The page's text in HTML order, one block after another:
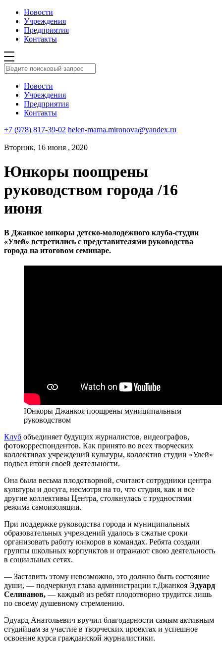
Новости
Учреждения
Предприятия
Контакты
Новости
Учреждения
Предприятия
Контакты
+7 (978) 817-39-02 helen-mama.mironova@yandex.ru
Вторник, 16 июня , 2020
Юнкоры поощрены
руководством города /16
июня
В Джанкое юнкоры детско-молодежного клуба-студии
«Улей» встретились с представителями руководства
города на итоговом семинаре.
Юнкоры Джанкоя поощрены муниципальным
руководством
Клуб объединяет будущих журналистов, видеографов,
фотокорреспондентов. Как принято во всех творческих
коллективах учреждений культуры, коллектив студии «Улей»
подвел итоги своей деятельности.
Она была весьма плодотворной, считают сотрудники центра
культуры и досуга, несмотря на то, что студия, как и все
другие коллективы Центра, столкнулась с трудностями
режима самоизоляции.
При поддержке руководства города и муниципальных
образовательных учреждений удалось в сжатые сроки
организовать работу юнкоров в командах. Ребята создали
группы школьных корпунктов и отражают свою деятельность
в социальных сетях.
— Заставить этому невозможно, это должно быть состояние
души, — подчеркнул глава администрации г.Джанкоя Эдуард
Селиванов, — каждый из ребят плодотворно трудится лишь
по своему душевному стремлению.
Эдуард Анатольевич вручил благодарности самым активным
студийцам за участие в творческих проектах и успешное
освоение курса гражданской журналистики.